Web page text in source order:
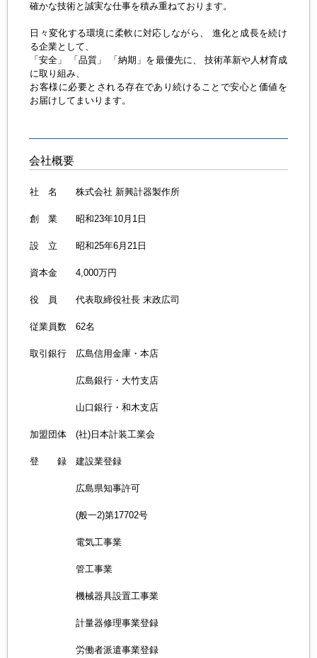
確かな技術と誠実な仕事を積み重ねております。
日々変化する環境に柔軟に対応しながら、 進化と成長を続け
る企業として、
「安全」 「品質」 「納期」を最優先に、 技術革新や人材育成
に取り組み、
お客様に必要とされる存在であり続けることで安心と価値を
お届けしてまいります。
会社概要
社 名 株式会社 新興計器製作所
創 業 昭和23年10月1日
設 立 昭和25年6月21日
資本金 4,000万円
役 員 代表取締役社長 末政広司
従業員数 62名
取引銀行 広島信用金庫・本店
広島銀行・大竹支店
山口銀行・和木支店
加盟団体 (社)日本計装工業会
登 録 建設業登録
広島県知事許可
(般一2)第17702号
電気工事業
管工事業
機械器具設置工事業
計量器修理事業登録
労働者派遣事業登録